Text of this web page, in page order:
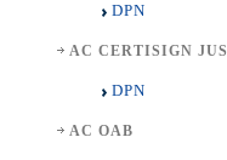
DPN
AC CERTISIGN JUS
DPN
AC OAB